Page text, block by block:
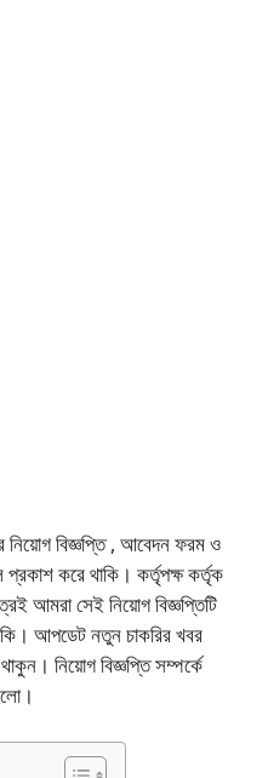
নিয়োগ বিজ্ঞপ্তি , আবেদন ফরম ও
প্রকাশ করে থাকি। কর্তৃপক্ষ কর্তৃক
আমরা সেই নিয়োগ বিজ্ঞপ্তিটি
আপডেট নতুন চাকরির খবর
নিয়োগ বিজ্ঞপ্তি সম্পর্কে